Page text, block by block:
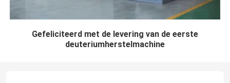
Gefeliciteerd met de levering van de eerste
deuteriumherstelmachine